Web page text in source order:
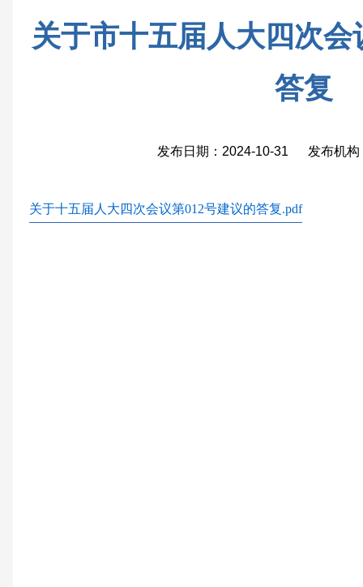
关于市十五届人大四次
答复
发布日期：2024-10-31 发布机构
关于十五届人大四次会议第012号建议的答复.pdf